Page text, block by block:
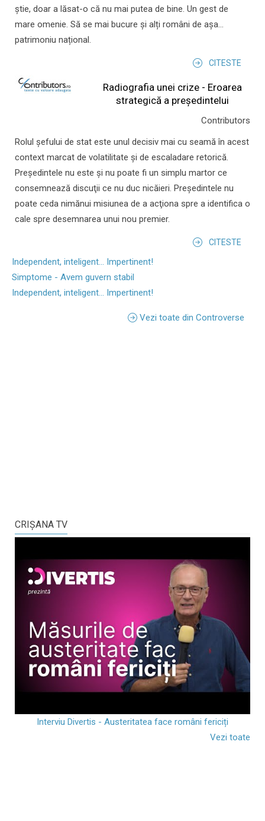
știe, doar a lăsat-o că nu mai putea de bine. Un gest de
mare omenie. Să se mai bucure și alți români de așa...
patrimoniu național.
CITESTE
Radiografia unei crize - Eroarea
strategică a președintelui
Contributors
Rolul şefului de stat este unul decisiv mai cu seamă în acest
context marcat de volatilitate şi de escaladare retorică.
Preşedintele nu este şi nu poate fi un simplu martor ce
consemnează discuţii ce nu duc nicăieri. Preşedintele nu
poate ceda nimănui misiunea de a acţiona spre a identifica o
cale spre desemnarea unui nou premier.
CITESTE
Independent, inteligent... Impertinent!
Simptome - Avem guvern stabil
Independent, inteligent... Impertinent!
Vezi toate din Controverse
CRIŞANA TV
Interviu Divertis - Austeritatea face români fericiți
Vezi toate